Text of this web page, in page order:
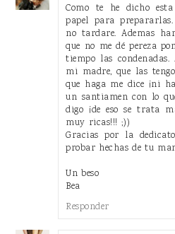
Como te he dicho
papel para
no tardare. Ademas
que no me dé pereza
tiempo las
mi madre, que las
que haga me dice ¡ni
un santiamen con lo
digo ¡de eso se trata
muy ricas!!! ;))
Gracias por la
probar hechas de tu
Un beso
Bea
Responder